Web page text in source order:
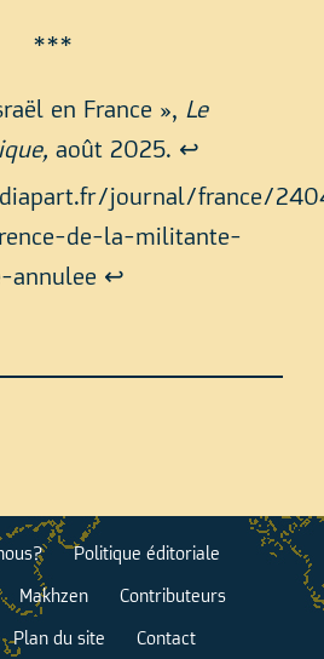
***
en France », Le
août 2025. ↩︎
journal/france/
de-la-militante-
annulee ↩︎
Politique éditoriale
Makhzen Contributeurs
Plan du site Contact